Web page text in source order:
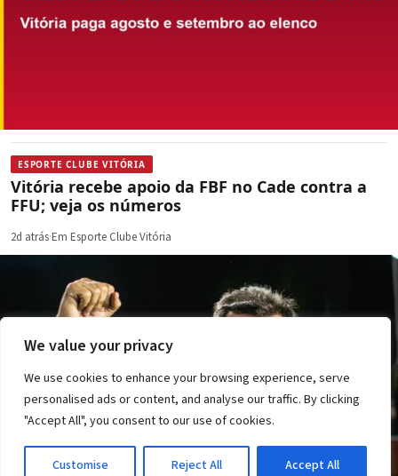
We value your privacy
We use cookies to enhance your browsing experience, serve
personalised ads or content, and analyse our traffic. By clicking
"Accept All", you consent to our use of cookies.
Customise Reject All Accept All
ESPORTE CLUBE VITÓRIA
Vitória recebe apoio da FBF no Cade contra a
FFU; veja os números
2d atrás·Em Esporte Clube Vitória